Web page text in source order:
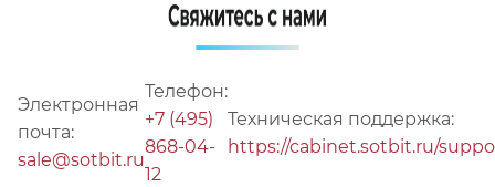
Электронная
почта:
sale@sotbit.ru
Телефон:
+7 (495)
868-04-
12
Техническая поддержка:
https://cabinet.sotbit.ru/